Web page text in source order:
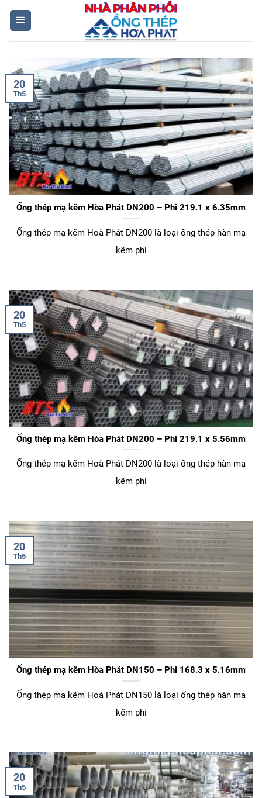
Skip
content
Ống thép mạ kẽm Hòa Phát DN200 – Phi 219.1 x 6.35mm
Ống thép mạ kẽm Hoà Phát DN200 là loại ống thép hàn mạ
kẽm phi
20
Th5
Ống thép mạ kẽm Hòa Phát DN200 – Phi 219.1 x 5.56mm
Ống thép mạ kẽm Hoà Phát DN200 là loại ống thép hàn mạ
kẽm phi
20
Th5
Ống thép mạ kẽm Hòa Phát DN150 – Phi 168.3 x 5.16mm
Ống thép mạ kẽm Hoà Phát DN150 là loại ống thép hàn mạ
kẽm phi
20
Th5
20
Th5